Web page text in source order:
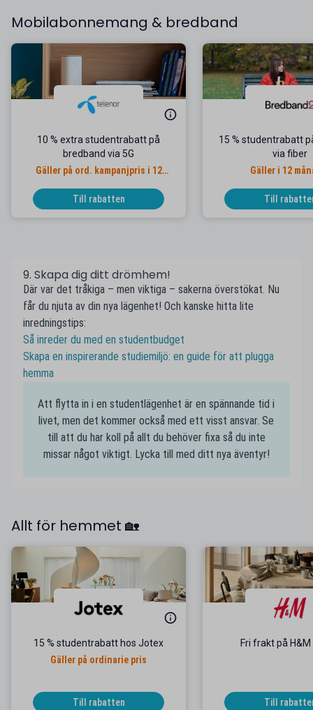
Mobilabonnemang & bredband
10 % extra studentrabatt på
bredband via 5G
Gäller på ord. kampanjpris i 12
Till rabatten
15 % studentrabatt
via fiber
Gäller i 12
Till
9. Skapa dig ditt drömhem!
Där var det tråkiga – men viktiga – sakerna överstökat. Nu
får du njuta av din nya lägenhet! Och kanske hitta lite
inredningstips:
Så inreder du med en studentbudget
Skapa en inspirerande studiemiljö: en guide för att plugga
hemma
Att flytta in i en studentlägenhet är en spännande tid i
livet, men det kommer också med ett visst ansvar. Se
till att du har koll på allt du behöver fixa så du inte
missar något viktigt. Lycka till med ditt nya äventyr!
Allt för hemmet 🏡
15 % studentrabatt hos Jotex
Gäller på ordinarie pris
Till rabatten
Fri frakt på
Till